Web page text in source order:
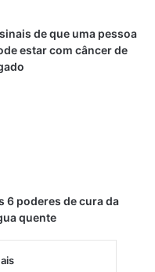
de que uma pessoa
estar com câncer de
6 poderes de cura da
quente